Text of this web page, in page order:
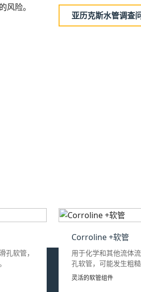
风险。
亚历克斯水管调查
孔软管，
Corroline +软管
用于化学和其他流体
孔软管，可能发生粗糙
灵活的软管组件